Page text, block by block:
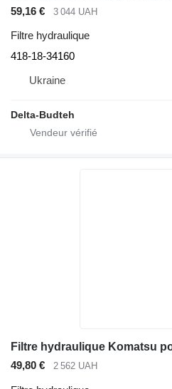
59,16 € 3 044 UAH
Filtre hydraulique
418-18-34160
Ukraine
Delta-Budteh
Filtre hydraulique Komatsu
49,80 €
2 562 UAH